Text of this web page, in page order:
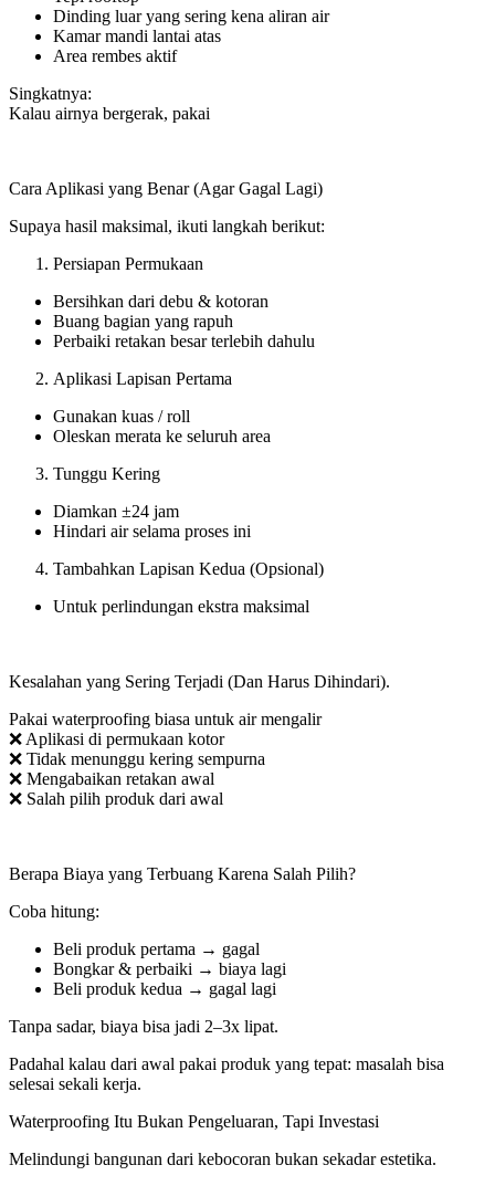
Dinding luar yang sering kena aliran air
Kamar mandi lantai atas
Area rembes aktif
Singkatnya:
Kalau airnya bergerak, pakai
Cara Aplikasi yang Benar (Agar Gagal Lagi)
Supaya hasil maksimal, ikuti langkah berikut:
Persiapan Permukaan
Bersihkan dari debu & kotoran
Buang bagian yang rapuh
Perbaiki retakan besar terlebih dahulu
Aplikasi Lapisan Pertama
Gunakan kuas / roll
Oleskan merata ke seluruh area
Tunggu Kering
Diamkan ±24 jam
Hindari air selama proses ini
Tambahkan Lapisan Kedua (Opsional)
Untuk perlindungan ekstra maksimal
Kesalahan yang Sering Terjadi (Dan Harus Dihindari).
Pakai waterproofing biasa untuk air mengalir
❌ Aplikasi di permukaan kotor
❌ Tidak menunggu kering sempurna
❌ Mengabaikan retakan awal
❌ Salah pilih produk dari awal
Berapa Biaya yang Terbuang Karena Salah Pilih?
Coba hitung:
Beli produk pertama → gagal
Bongkar & perbaiki → biaya lagi
Beli produk kedua → gagal lagi
Tanpa sadar, biaya bisa jadi 2–3x lipat.
Padahal kalau dari awal pakai produk yang tepat: masalah bisa
selesai sekali kerja.
Waterproofing Itu Bukan Pengeluaran, Tapi Investasi
Melindungi bangunan dari kebocoran bukan sekadar estetika.